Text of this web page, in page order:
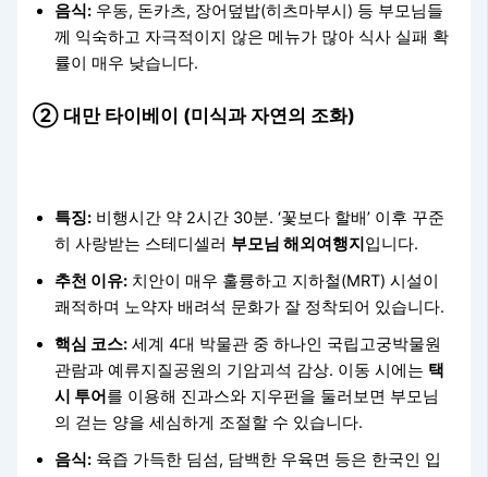
음식: 우동, 돈카츠, 장어덮밥(히츠마부시) 등 부모님들
께 익숙하고 자극적이지 않은 메뉴가 많아 식사 실패 확
률이 매우 낮습니다.
② 대만 타이베이 (미식과 자연의 조화)
특징: 비행시간 약 2시간 30분. ‘꽃보다 할배’ 이후 꾸준
히 사랑받는 스테디셀러 부모님 해외여행지입니다.
추천 이유: 치안이 매우 훌륭하고 지하철(MRT) 시설이
쾌적하며 노약자 배려석 문화가 잘 정착되어 있습니다.
핵심 코스: 세계 4대 박물관 중 하나인 국립고궁박물원
관람과 예류지질공원의 기암괴석 감상. 이동 시에는 택
시 투어를 이용해 진과스와 지우펀을 둘러보면 부모님
의 걷는 양을 세심하게 조절할 수 있습니다.
음식: 육즙 가득한 딤섬, 담백한 우육면 등은 한국인 입